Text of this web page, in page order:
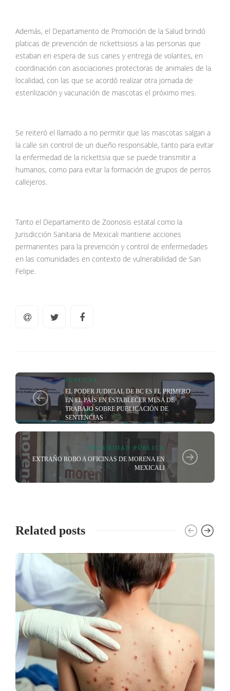
Además, el Departamento de Promoción de la Salud brindó
platicas de prevención de rickettsiosis a las personas que
estaban en espera de sus canes y entrega de volantes, en
coordinación con asociaciones protectoras de animales de la
localidad, con las que se acordó realizar otra jornada de
esterilización y vacunación de mascotas el próximo mes.
Se reiteró el llamado a no permitir que las mascotas salgan a
la calle sin control de un dueño responsable, tanto para evitar
la enfermedad de la rickettsia que se puede transmitir a
humanos, como para evitar la formación de grupos de perros
callejeros.
Tanto el Departamento de Zoonosis estatal como la
Jurisdicción Sanitaria de Mexicali mantiene acciones
permanentes para la prevención y control de enfermedades
en las comunidades en contexto de vulnerabilidad de San
Felipe.
JUSTICIA
EL PODER JUDICIAL DE BC ES EL PRIMERO
EN EL PAÍS EN ESTABLECER MESA DE
TRABAJO SOBRE PUBLICACIÓN DE
SENTENCIAS
SEGURIDAD PÚBLICA
EXTRAÑO ROBO A OFICINAS DE MORENA EN
MEXICALI
Related posts